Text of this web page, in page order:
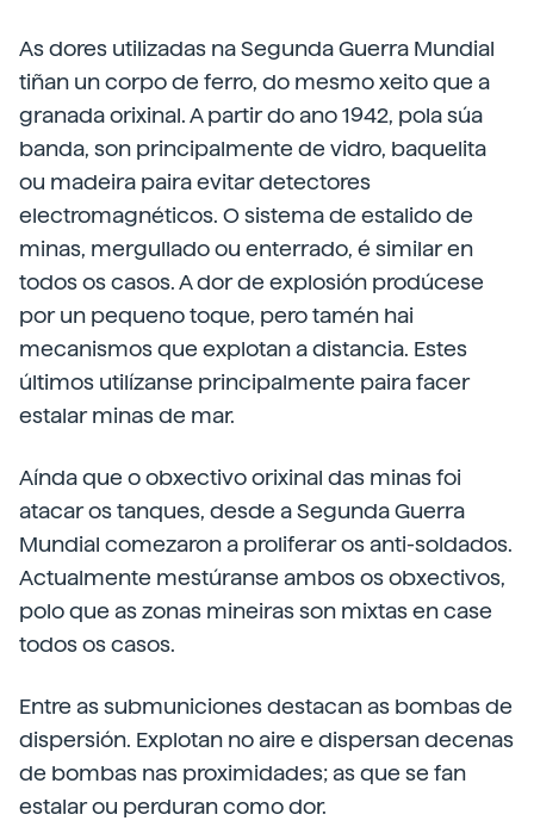
As dores utilizadas na Segunda Guerra Mundial
tiñan un corpo de ferro, do mesmo xeito que a
granada orixinal. A partir do ano 1942, pola súa
banda, son principalmente de vidro, baquelita
ou madeira paira evitar detectores
electromagnéticos. O sistema de estalido de
minas, mergullado ou enterrado, é similar en
todos os casos. A dor de explosión prodúcese
por un pequeno toque, pero tamén hai
mecanismos que explotan a distancia. Estes
últimos utilízanse principalmente paira facer
estalar minas de mar.
Aínda que o obxectivo orixinal das minas foi
atacar os tanques, desde a Segunda Guerra
Mundial comezaron a proliferar os anti-soldados.
Actualmente mestúranse ambos os obxectivos,
polo que as zonas mineiras son mixtas en case
todos os casos.
Entre as submuniciones destacan as bombas de
dispersión. Explotan no aire e dispersan decenas
de bombas nas proximidades; as que se fan
estalar ou perduran como dor.